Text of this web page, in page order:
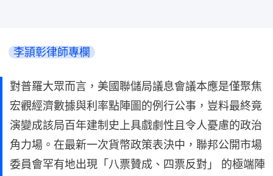
李頴彰律師專欄
對普羅大眾而言，美國聯儲局議息會議本應是僅聚焦
宏觀經濟數據與利率點陣圖的例行公事，豈料最終竟
演變成該局百年建制史上具戲劇性且令人憂慮的政治
角力場。在最新一次貨幣政策表決中，聯邦公開市場
委員會罕有地出現「八票贊成、四票反對」 的極端陣